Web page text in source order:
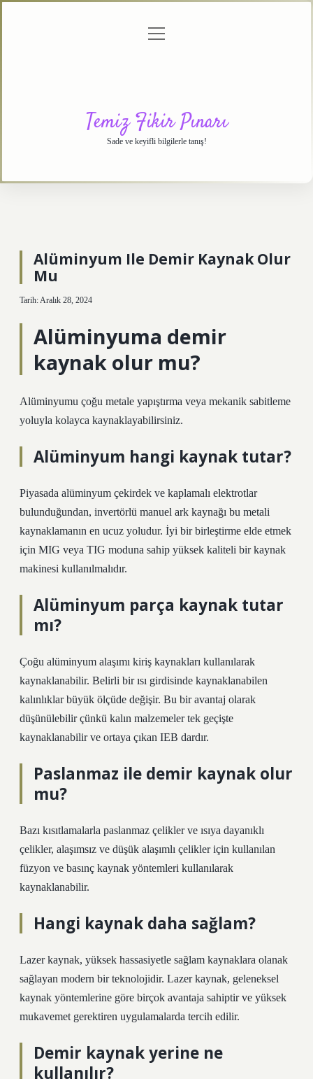
menüyü
Temiz Fikir Pınarı
Sade ve keyifli bilgilerle tanış!
Alüminyum Ile Demir Kaynak Olur
Mu
Tarih: Aralık 28, 2024
Alüminyuma demir
kaynak olur mu?
Alüminyumu çoğu metale yapıştırma veya mekanik sabitleme
yoluyla kolayca kaynaklayabilirsiniz.
Alüminyum hangi kaynak tutar?
Piyasada alüminyum çekirdek ve kaplamalı elektrotlar
bulunduğundan, invertörlü manuel ark kaynağı bu metali
kaynaklamanın en ucuz yoludur. İyi bir birleştirme elde etmek
için MIG veya TIG moduna sahip yüksek kaliteli bir kaynak
makinesi kullanılmalıdır.
Alüminyum parça kaynak tutar
mı?
Çoğu alüminyum alaşımı kiriş kaynakları kullanılarak
kaynaklanabilir. Belirli bir ısı girdisinde kaynaklanabilen
kalınlıklar büyük ölçüde değişir. Bu bir avantaj olarak
düşünülebilir çünkü kalın malzemeler tek geçişte
kaynaklanabilir ve ortaya çıkan IEB dardır.
Paslanmaz ile demir kaynak olur
mu?
Bazı kısıtlamalarla paslanmaz çelikler ve ısıya dayanıklı
çelikler, alaşımsız ve düşük alaşımlı çelikler için kullanılan
füzyon ve basınç kaynak yöntemleri kullanılarak
kaynaklanabilir.
Hangi kaynak daha sağlam?
Lazer kaynak, yüksek hassasiyetle sağlam kaynaklara olanak
sağlayan modern bir teknolojidir. Lazer kaynak, geleneksel
kaynak yöntemlerine göre birçok avantaja sahiptir ve yüksek
mukavemet gerektiren uygulamalarda tercih edilir.
Demir kaynak yerine ne
kullanılır?